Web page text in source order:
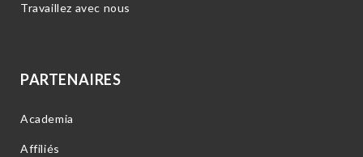
Travaillez avec nous
PARTENAIRES
Academia
Affiliés